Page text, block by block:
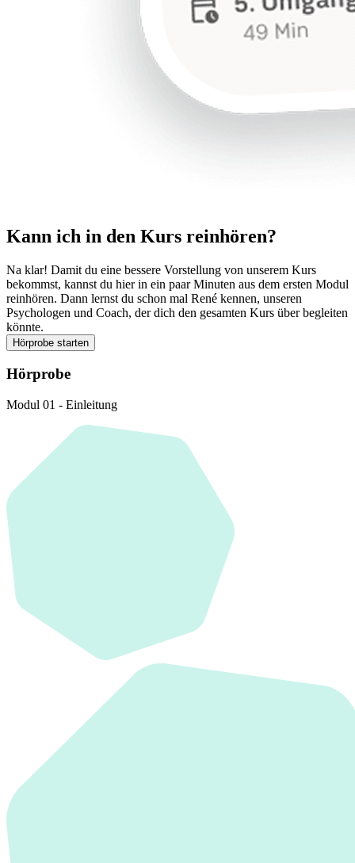
Kann ich in den Kurs reinhören?
Na klar! Damit du eine bessere Vorstellung von unserem Kurs
bekommst, kannst du hier in ein paar Minuten aus dem ersten Modul
reinhören. Dann lernst du schon mal René kennen, unseren
Psychologen und Coach, der dich den gesamten Kurs über begleiten
könnte.
Hörprobe starten
Hörprobe
Modul 01 - Einleitung